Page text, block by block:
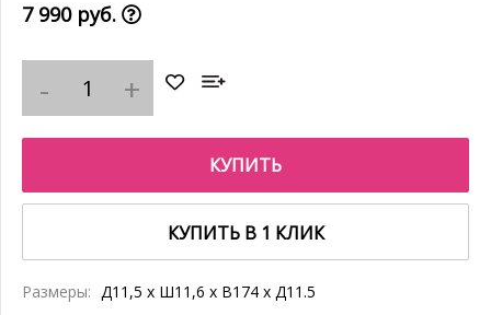
7 990 руб.
КУПИТЬ
КУПИТЬ В 1 КЛИК
Размеры: Д11,5 x Ш11,6 x В174 x Д11.5